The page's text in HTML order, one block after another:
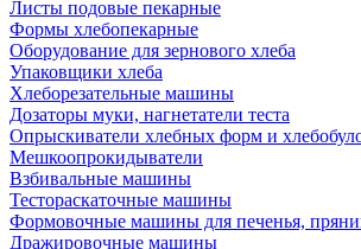
Листы подовые пекарные
Формы хлебопекарные
Оборудование для зернового хлеба
Упаковщики хлеба
Хлеборезательные машины
Дозаторы муки, нагнетатели теста
Опрыскиватели хлебных форм и
Мешкоопрокидыватели
Взбивальные машины
Тестораскаточные машины
Формовочные машины для печенья,
Дражировочные машины